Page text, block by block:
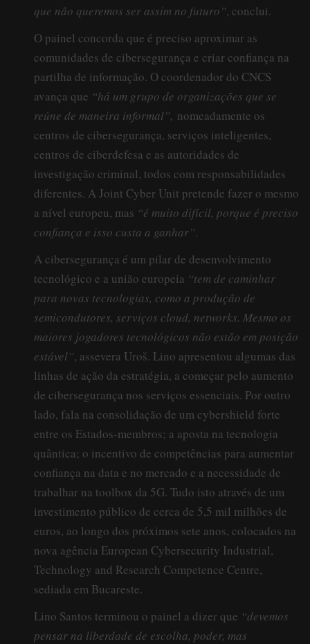
que não queremos ser assim no futuro”, conclui.
O painel concorda que é preciso aproximar as
comunidades de cibersegurança e criar confiança na
partilha de informação. O coordenador do CNCS
avança que “há um grupo de organizações que se
reúne de maneira informal”, nomeadamente os
centros de cibersegurança, serviços inteligentes,
centros de ciberdefesa e as autoridades de
investigação criminal, todos com responsabilidades
diferentes. A Joint Cyber Unit pretende fazer o mesmo
a nível europeu, mas “é muito difícil, porque é preciso
confiança e isso custa a ganhar”.
A cibersegurança é um pilar de desenvolvimento
tecnológico e a união europeia “tem de caminhar
para novas tecnologias, como a produção de
semicondutores, serviços cloud, networks. Mesmo os
maiores jogadores tecnológicos não estão em posição
estável”, assevera Uroš. Lino apresentou algumas das
linhas de ação da estratégia, a começar pelo aumento
de cibersegurança nos serviços essenciais. Por outro
lado, fala na consolidação de um cybershield forte
entre os Estados-membros; a aposta na tecnologia
quântica; o incentivo de competências para aumentar
confiança na data e no mercado e a necessidade de
trabalhar na toolbox da 5G. Tudo isto através de um
investimento público de cerca de 5,5 mil milhões de
euros, ao longo dos próximos sete anos, colocados na
nova agência European Cybersecurity Industrial,
Technology and Research Competence Centre,
sediada em Bucareste.
Lino Santos terminou o painel a dizer que “devemos
pensar na liberdade de escolha, poder, mas